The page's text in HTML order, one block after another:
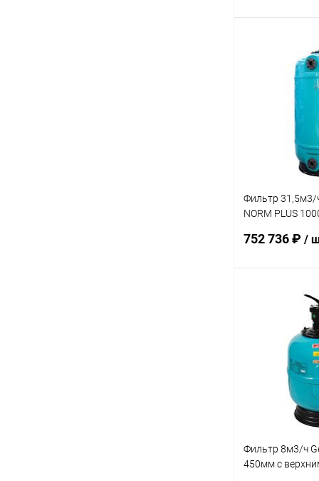
В
В избранное
К сравнению
Фильтр 31,5м3/
NORM PLUS
752 736 ₽ /
В
В избранное
К сравнению
Фильтр 8м3/ч
450мм с